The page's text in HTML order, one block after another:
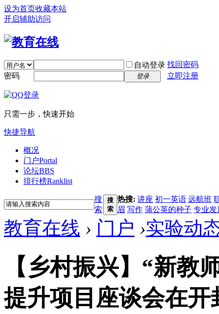
设为首页收藏本站
开启辅助访问
自动登录 找回密码
密码
登录 立即注册
只需一步，快速开始
快捷导航
概况
门户Portal
论坛BBS
排行榜Ranklist
搜
索
搜
索
热搜: 讲座 初一英语 远航班
眉 写作 蒲公英的种子 专业发
教育在线 › 门户 ›实验动
【乡村振兴】“新教
提升项目座谈会在开